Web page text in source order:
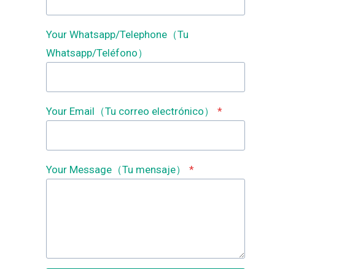
Your Whatsapp/Telephone（Tu
Whatsapp/Teléfono）
Your Email（Tu correo electrónico） *
Your Message（Tu mensaje） *